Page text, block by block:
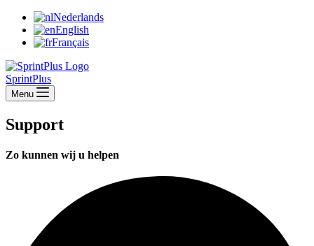
Nederlands
English
Français
SprintPlus
Menu
Support
Zo kunnen wij u helpen